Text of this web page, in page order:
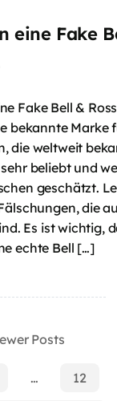
eine Fake
Fake Bell &
bekannte Marke
die weltweit
beliebt und
geschätzt.
die
Es ist wichtig,
echte Bell […]
Posts
… 12